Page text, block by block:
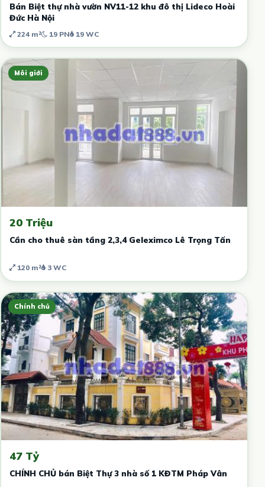
Bán Biệt thự nhà vườn NV11-12 khu đô thị Lideco Hoài
Đức Hà Nội
224 m² 19 PN 19 WC
Môi giới
20 Triệu
Cần cho thuê sàn tầng 2,3,4 Geleximco Lê Trọng Tấn
120 m² 3 WC
Chính chủ
47 Tỷ
CHÍNH CHỦ bán Biệt Thự 3 nhà số 1 KĐTM Pháp Vân